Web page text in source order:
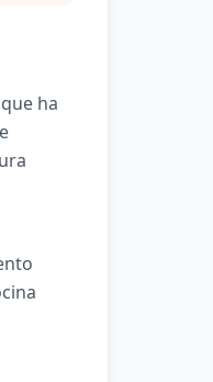
ha